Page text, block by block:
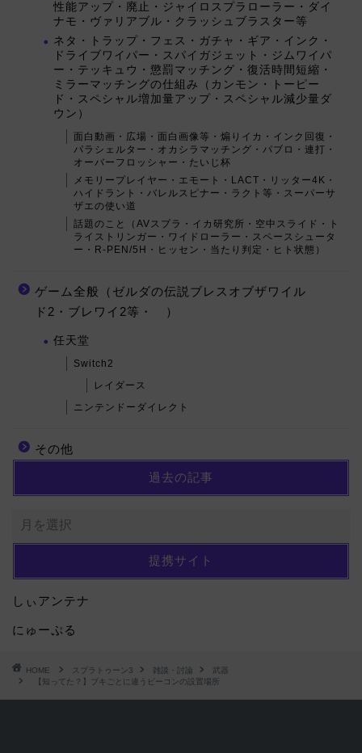
性能アップ・廃止・ジャイロスプラローラー・ダイ
ナモ・ヴァリアブル・クラッシュブラスター等
ネタ・トラップ・フェス・ガチャ・ギア・インク・
ドライブワイパー・スパイガジェット・ジムワイパ
ー・テッキュウ・懲罰マッチング・復活時間短縮・
ミラーマッチングの仕組み（カンモン・トーピー
ド・スペシャル増加量アップ・スペシャル減少量ダ
ウン）
面白動画・広場・面白画像等・煽りイカ・インク回復・
パラシェルター・オカシラマッチング・パブロ・連打・
オーバーフロッシャー・たいじ杯
メモリープレイヤー・エモート・LACT・リッター4K・
ハイドラント・バレルスピナー・ラクト等・スーパーサ
ザエの使い道
話題のこと（AVスプラ・イカ研究所・空中スライド・ト
ライストリンガー・ワイドローラー・スペースシュータ
ー・R-PEN/5H・ヒッセン・当たり判定・ヒト状態）
ゲーム全般（ゼルダの伝説ブレスオブザワイル
ド2・ブレワイ2等・ ）
任天堂
Switch2
レイダース
ニンテンドーダイレクト
その他
過去の記事
提携サイト
しぃアンテナ
にゅーぷる
HOME スプラトゥーン3 雑談・討論
武器
【知ってた？】ブキごとに違うビーコンの設置場所